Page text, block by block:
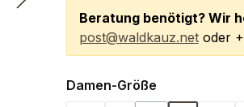
Beratung benötigt? Wir
post@waldkauz.netoder
Damen-Größeauswählen